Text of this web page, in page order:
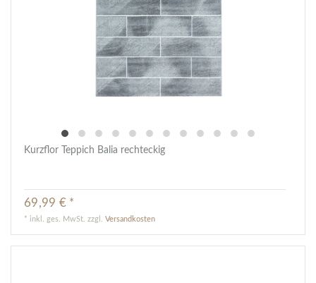
Kurzflor Teppich Balia rechteckig
69,99 € *
* inkl. ges. MwSt. zzgl.Versandkosten